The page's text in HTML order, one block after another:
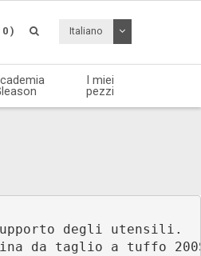
0 ) Italiano Attiva /
I miei
pezzi
degli utensili.
da taglio a tuffo